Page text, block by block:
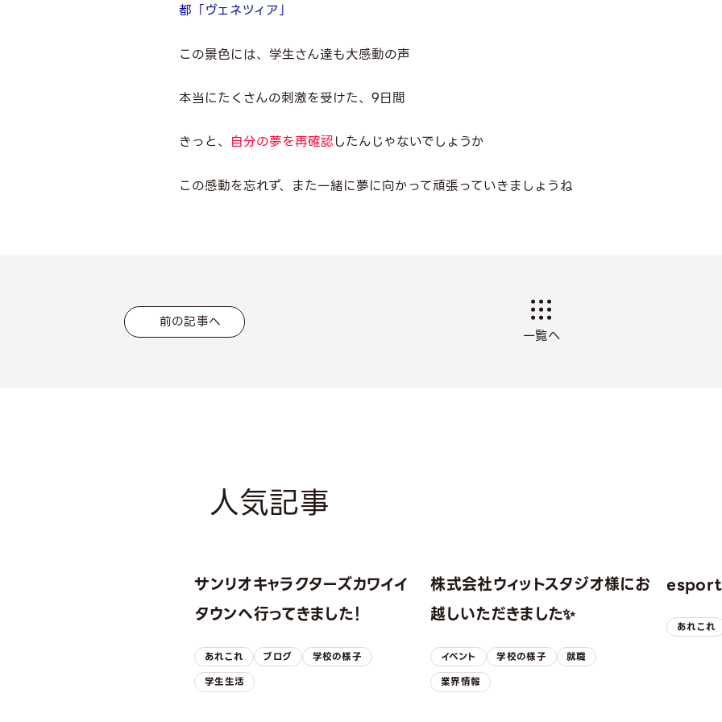
都「ヴェネツィア」
この景色には、学生さん達も大感動の声
本当にたくさんの刺激を受けた、9日間
きっと、 自分の夢を再確認したんじゃないでしょうか
この感動を忘れず、また一緒に夢に向かって頑張っていきましょうね
前の記事へ
一覧へ
人気記事
サンリオキャラクターズカワイイ
タウンへ行ってきました！
あれこれ ブログ
学校の様子
学生生活
株式会社ウィットスタジオ様にお
越しいただきました✨
イベント 学校の様子
就職
業界情報
あれこれ